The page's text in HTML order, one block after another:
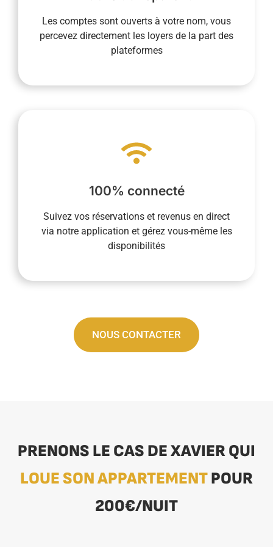
Les comptes sont ouverts à votre nom, vous
percevez directement les loyers de la part des
plateformes
La transparence est essentielle pour nous.
Les comptes ouverts à votre nom vous
permettent d’être le destinataire direct des
100% connecté
Suivez vos réservations et revenus en direct
via notre application et gérez vous-même les
disponibilités
Notre service de conciergerie 100% connecté
vous permet de suivre la vie de votre
logement partout et tout le temps. Votre
présence sur place n’est pas requise et notre
à toutes les étapes de la vie quotidienne pour
vous faciliter la vie.
NOUS CONTACTER
PRENONS LE CAS DE XAVIER QUI
LOUE SON APPARTEMENTPOUR
200€/NUIT